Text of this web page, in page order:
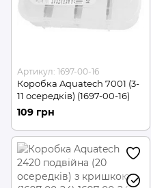
Артикул: 1697-00-16
Коробка Aquatech 7001 (3-
11 осередків) (1697-00-16)
109 грн